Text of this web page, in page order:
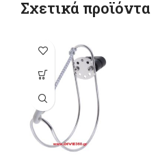
ΣΕ ΑΛΙΕΥΤΙΚΑ ΣΚΑΦΗ ΚΑΙ
ΑΝΤΙΓΡΑΦΟΥ ΤΗΣ ΑΔΕΙΑΣ
ΤΟΥ ΣΚΑΦΟΥΣ
Σχετικά προϊόντα